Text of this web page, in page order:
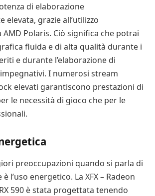
di elaborazione
elevata, grazie all’utilizzo
AMD Polaris. Ciò significa che potrai
fluida e di alta qualità durante i
e durante l’elaborazione di
I numerosi stream
elevati garantiscono prestazioni di
le necessità di gioco che per le
preoccupazioni quando si parla di
l’uso energetico. La XFX – Radeon
590 è stata progettata tenendo